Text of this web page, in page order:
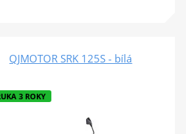
QJMOTOR SRK 125S - bílá
3 ROKY